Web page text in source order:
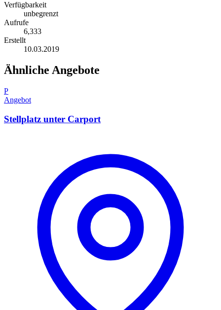
Verfügbarkeit
unbegrenzt
Aufrufe
6,333
Erstellt
10.03.2019
Ähnliche Angebote
P
Angebot
Stellplatz unter Carport